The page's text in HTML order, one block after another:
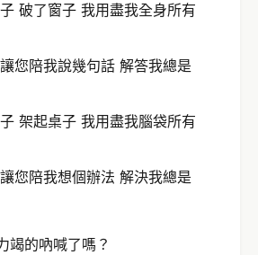
破了窗子 我用盡我全身所有
您陪我說幾句話 解答我總是
架起桌子 我用盡我腦袋所有
您陪我想個辦法 解決我總是
竭的吶喊了嗎？